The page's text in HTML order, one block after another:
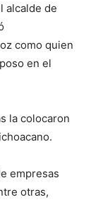
alcalde de
como quien
en el
la colocaron
empresas
otras,